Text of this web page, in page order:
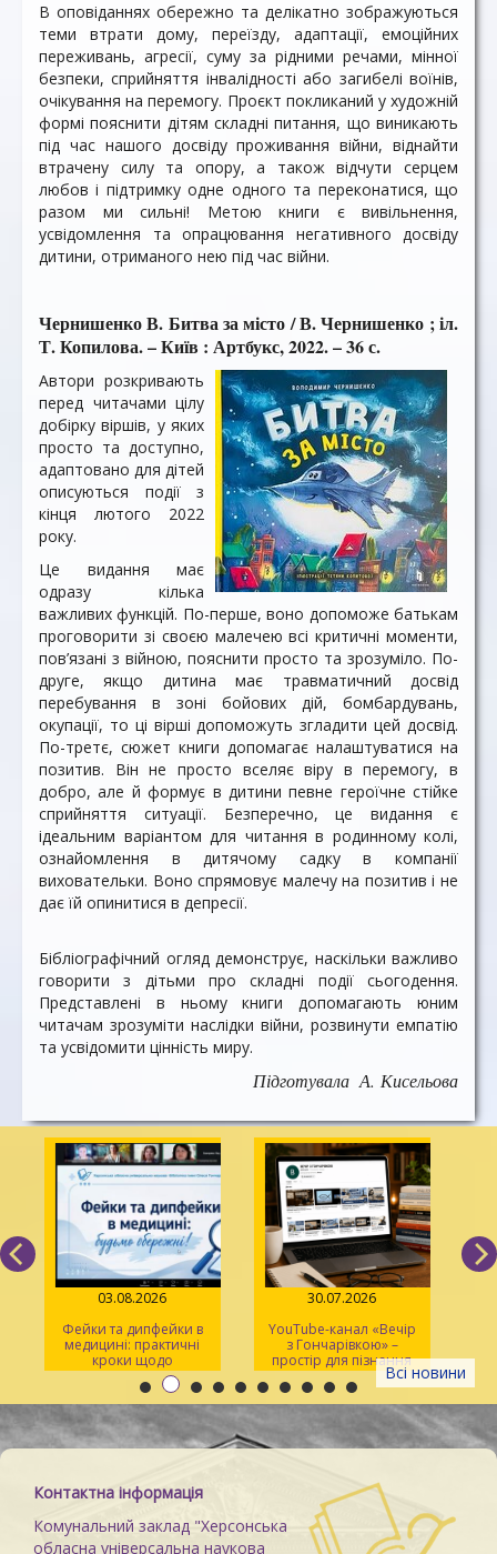
В оповіданнях обережно та делікатно зображуються
теми втрати дому, переїзду, адаптації, емоційних
переживань, агресії, суму за рідними речами, мінної
безпеки, сприйняття інвалідності або загибелі воїнів,
очікування на перемогу. Проєкт покликаний у художній
формі пояснити дітям складні питання, що виникають
під час нашого досвіду проживання війни, віднайти
втрачену силу та опору, а також відчути серцем
любов і підтримку одне одного та переконатися, що
разом ми сильні! Метою книги є вивільнення,
усвідомлення та опрацювання негативного досвіду
дитини, отриманого нею під час війни.
Чернишенко В. Битва за місто / В. Чернишенко ; іл.
Т. Копилова. – Київ : Артбукс, 2022. – 36 с.
Автори розкривають
перед читачами цілу
добірку віршів, у яких
просто та доступно,
адаптовано для дітей
описуються події з
кінця лютого 2022
року.
Це видання має
одразу кілька
важливих функцій. По-перше, воно допоможе батькам
проговорити зі своєю малечею всі критичні моменти,
пов’язані з війною, пояснити просто та зрозуміло. По-
друге, якщо дитина має травматичний досвід
перебування в зоні бойових дій, бомбардувань,
окупації, то ці вірші допоможуть згладити цей досвід.
По-третє, сюжет книги допомагає налаштуватися на
позитив. Він не просто вселяє віру в перемогу, в
добро, але й формує в дитини певне героїчне стійке
сприйняття ситуації. Безперечно, це видання є
ідеальним варіантом для читання в родинному колі,
ознайомлення в дитячому садку в компанії
виховательки. Воно спрямовує малечу на позитив і не
дає їй опинитися в депресії.
Бібліографічний огляд демонструє, наскільки важливо
говорити з дітьми про складні події сьогодення.
Представлені в ньому книги допомагають юним
читачам зрозуміти наслідки війни, розвинути емпатію
та усвідомити цінність миру.
Підготувала А. Кисельова
Всі новини
03.08.2026
Фейки та дипфейки в
медицині: практичні
кроки щодо
розпізнавання
30.07.2026
YouTube-канал «Вечір
з Гончарівкою» –
простір для пізнання
та натхнення
Контактна інформація
Комунальний заклад "Херсонська
обласна універсальна наукова